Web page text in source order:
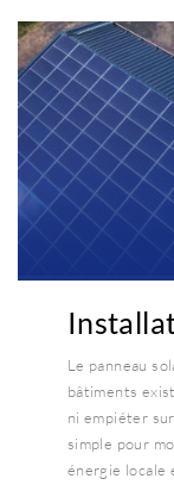
Le panneau
bâtiments
ni empiéter
simple pour
énergie locale